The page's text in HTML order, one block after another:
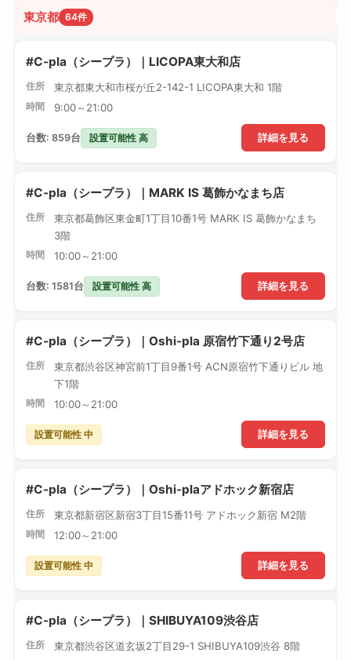
東京都 64件
#C-pla（シープラ）｜LICOPA東大和店
住所 東京都東大和市桜が丘2-142-1 LICOPA東大和 1階
時間 9:00～21:00
詳細を見る
台数: 859台 設置可能性 高
#C-pla（シープラ）｜MARK IS 葛飾かなまち店
住所
東京都葛飾区東金町1丁目10番1号 MARK IS 葛飾かなまち
3階
時間 10:00～21:00
詳細を見る
台数: 1581台 設置可能性 高
#C-pla（シープラ）｜Oshi-pla 原宿竹下通り2号店
住所
東京都渋谷区神宮前1丁目9番1号 ACN原宿竹下通りビル 地
下1階
時間 10:00～21:00
詳細を見る
設置可能性 中
#C-pla（シープラ）｜Oshi-plaアドホック新宿店
住所 東京都新宿区新宿3丁目15番11号 アドホック新宿 M2階
時間 12:00～21:00
詳細を見る
設置可能性 中
#C-pla（シープラ）｜SHIBUYA109渋谷店
住所 東京都渋谷区道玄坂2丁目29-1 SHIBUYA109渋谷 8階